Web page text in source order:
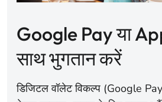
Google Pay या
साथ भुगतान करें
डिजिटल वॉलेट विकल्प (Google